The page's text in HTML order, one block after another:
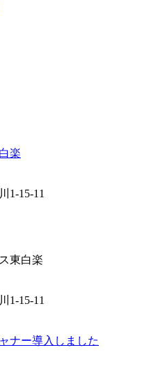
1-15-11
東白楽
1-15-11